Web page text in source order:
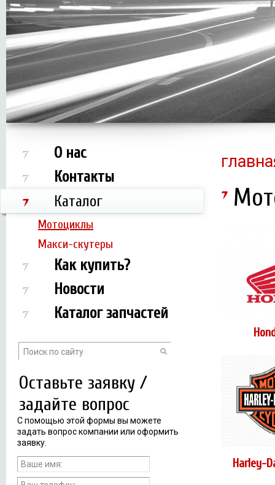
О нас
Контакты
Каталог
Мотоциклы
Макси-скутеры
Как купить?
Новости
Каталог запчастей
Оставьте заявку /
задайте вопрос
С помощью этой формы вы можете
задать вопрос компании или оформить
заявку.
Harley-